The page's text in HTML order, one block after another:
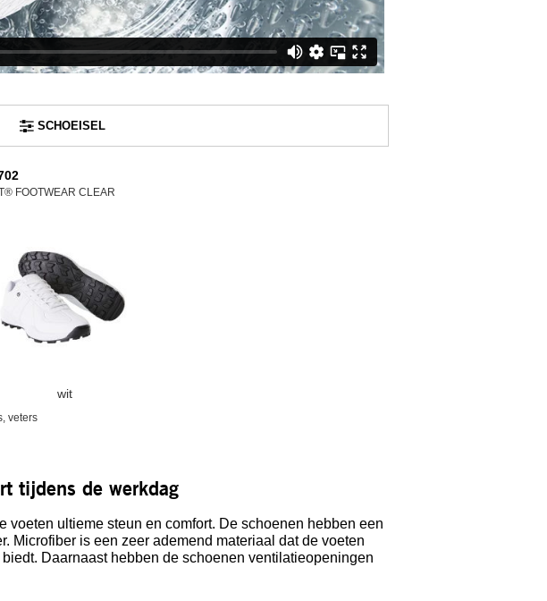
SCHOEISEL
FOOTWEAR CLEAR
wit
veters
tijdens de werkdag
ultieme steun en comfort. De schoenen hebben een
Microfiber is een zeer ademend materiaal dat de voeten
Daarnaast hebben de schoenen ventilatieopeningen